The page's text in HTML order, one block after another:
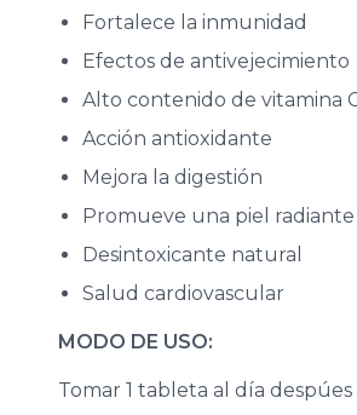
Fortalece la inmunidad
Efectos de antivejecimiento
Alto contenido de vitamina
Acción antioxidante
Mejora la digestión
Promueve una piel radiante
Desintoxicante natural
Salud cardiovascular
MODO DE USO:
Tomar 1 tableta al día despúes